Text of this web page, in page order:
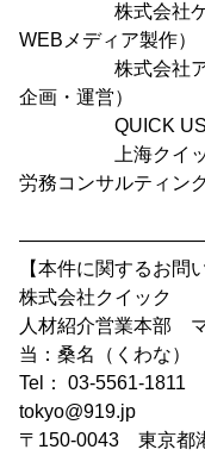
株式会社ケー・
WEBメディア製作）
株式会社アイ・
企画・運営）
QUICK USA
上海クイックマ
労務コンサルティング
【本件に関するお問
株式会社クイック
人材紹介営業本部
当：桑名（くわな）
Tel： 03-5561-1811
tokyo@919.jp
〒150-0043 東京都